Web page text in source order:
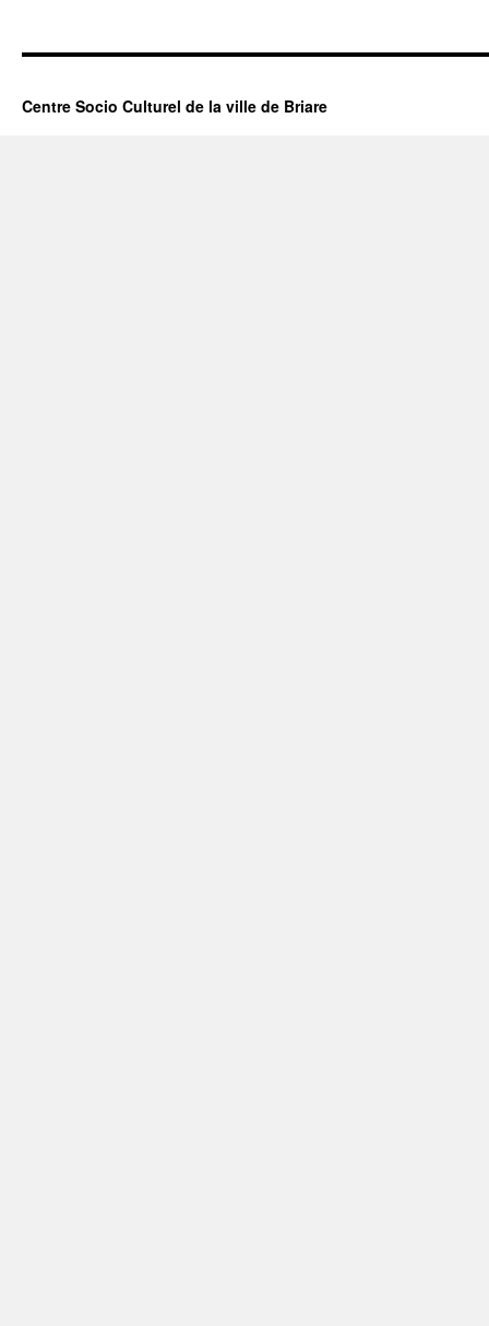
Centre Socio Culturel de la ville de Briare